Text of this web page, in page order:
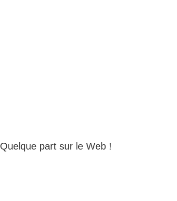
Quelque part sur le Web !